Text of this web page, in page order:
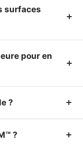
surfaces
pour en
?
?